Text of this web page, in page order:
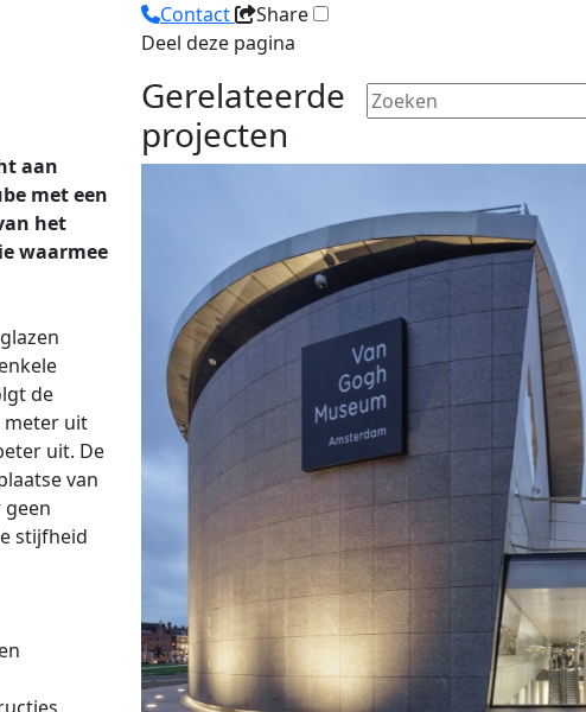
aan
met een
het
waarmee
de
meter uit
uit. De
van
geen
stijfheid
Contact
Share
Deel deze pagina
Gerelateerde
projecten